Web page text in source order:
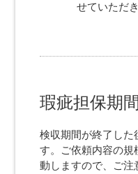
せていただ
瑕疵担保期
検収期間が終了した
す。ご依頼内容の
動しますので、ご